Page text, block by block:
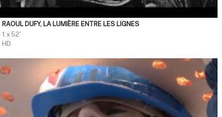
RAOUL DUFY, LA LUMIÈRE ENTRE LES LIGNES
1 x 52'
HD